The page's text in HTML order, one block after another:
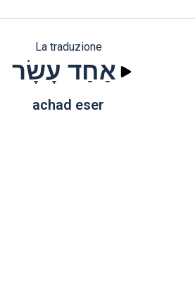
La traduzione
אַחַד עָשָׂר
achad eser